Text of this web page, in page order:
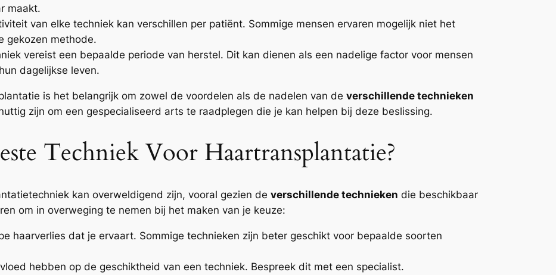
maakt.
van elke techniek kan verschillen per patiënt. Sommige mensen ervaren mogelijk niet het
gekozen methode.
vereist een bepaalde periode van herstel. Dit kan dienen als een nadelige factor voor mensen
dagelijkse leven.
is het belangrijk om zowel de voordelen als de nadelen van de verschillende technieken
zijn om een gespecialiseerd arts te raadplegen die je kan helpen bij deze beslissing.
Techniek Voor Haartransplantatie?
kan overweldigend zijn, vooral gezien de verschillende technieken die beschikbaar
om in overweging te nemen bij het maken van je keuze:
haarverlies dat je ervaart. Sommige technieken zijn beter geschikt voor bepaalde soorten
hebben op de geschiktheid van een techniek. Bespreek dit met een specialist.